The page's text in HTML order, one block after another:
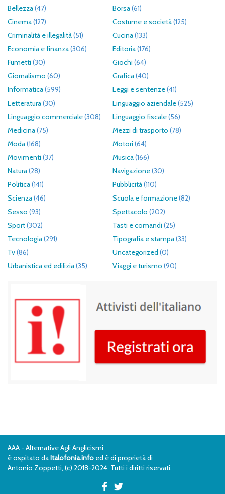
Bellezza(47) Borsa(61)
Cinema(127) Costume e società(125)
Criminalità e illegalità(51) Cucina(133)
Economia e finanza(306) Editoria(176)
Fumetti (30) Giochi (64)
Giornalismo (60) Grafica(40)
Informatica(599) Leggi e sentenze(41)
Letteratura(30) Linguaggio aziendale(525)
Linguaggio commerciale(308) Linguaggio fiscale(56)
Medicina(75) Mezzi di trasporto (78)
Moda(168) Motori (64)
Movimenti (37) Musica(166)
Natura(28) Navigazione(30)
Politica(141) Pubblicità(110)
Scienza(46) Scuola e formazione(82)
Sesso (93) Spettacolo (202)
Sport(302) Tasti e comandi (25)
Tecnologia(291) Tipografia e stampa(33)
Tv(86) Uncategorized (0)
Urbanistica ed edilizia(35) Viaggi e turismo (90)
AAA - Alternative Agli Anglicismi
è ospitato daItalofonia.info ed è di proprietà di
Antonio Zoppetti, (c) 2018-2024. Tutti i diritti riservati.